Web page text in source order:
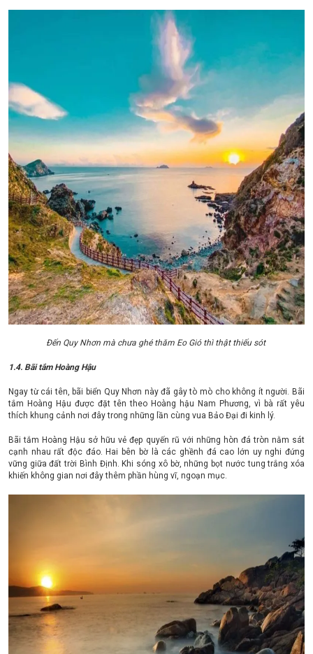
Đến Quy Nhơn mà chưa ghé thăm Eo Gió thì thật thiếu sót
1.4. Bãi tắm Hoàng Hậu
Ngay từ cái tên, bãi biển Quy Nhơn này đã gây tò mò cho không ít người. Bãi
tắm Hoàng Hậu được đặt tên theo Hoàng hậu Nam Phương, vì bà rất yêu
thích khung cảnh nơi đây trong những lần cùng vua Bảo Đại đi kinh lý.
Bãi tắm Hoàng Hậu sở hữu vẻ đẹp quyến rũ với những hòn đá tròn nằm sát
cạnh nhau rất độc đáo. Hai bên bờ là các ghềnh đá cao lớn uy nghi đứng
vững giữa đất trời Bình Định. Khi sóng xô bờ, những bọt nước tung trắng xóa
khiến không gian nơi đây thêm phần hùng vĩ, ngoạn mục.